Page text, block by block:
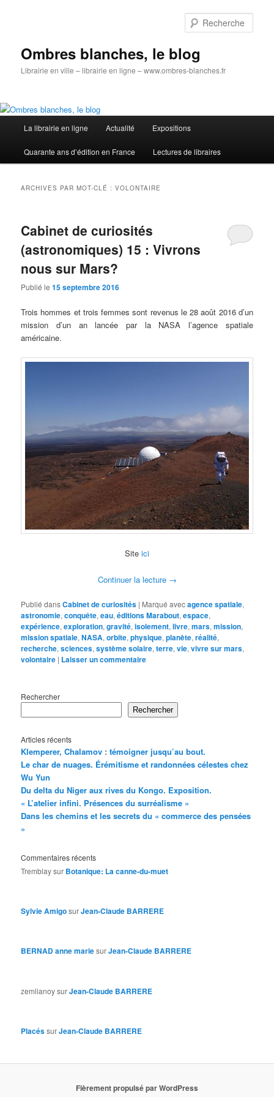
Ombres blanches, le blog
Librairie en ville – librairie en ligne – www.ombres-blanches.fr
principal
La librairie en ligne Actualité Expositions
Quarante ans d’édition en France Lectures de libraires
ARCHIVES PAR MOT-CLÉ :VOLONTAIRE
Cabinet de curiosités
(astronomiques) 15 : Vivrons
nous sur Mars?
Publié le15 septembre 2016
Trois hommes et trois femmes sont revenus le 28 août 2016 d’un
mission d’un an lancée par la NASA l’agence spatiale
américaine.
Site ici
Continuer la lecture →
Publié dansCabinet de curiosités | Marqué avecagence spatiale,
astronomie,conquête,eau,éditions Marabout,espace,
expérience,exploration,gravité,isolement,livre,mars,mission,
mission spatiale,NASA,orbite,physique,planète,réalité,
recherche,sciences,système solaire,terre,vie,vivre sur mars,
volontaire | Laisser un commentaire
Rechercher
Rechercher
Articles récents
Klemperer, Chalamov : témoigner jusqu’au bout.
Le char de nuages. Érémitisme et randonnées célestes chez
Wu Yun
Du delta du Niger aux rives du Kongo. Exposition.
« L’atelier infini. Présences du surréalisme »
Dans les chemins et les secrets du « commerce des pensées
»
Commentaires récents
Tremblaysur Botanique: La canne-du-muet
Sylvie AmigosurJean-Claude BARRERE
BERNAD anne mariesurJean-Claude BARRERE
zemlianoysurJean-Claude BARRERE
PlacéssurJean-Claude BARRERE
Fièrement propulsé par WordPress